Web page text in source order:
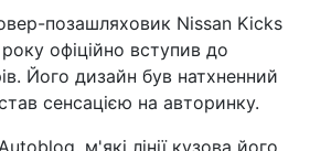
позашляховик Nissan Kicks
офіційно вступив до
Його дизайн був натхненний
сенсацією на авторинку.
м'які лінії кузова його